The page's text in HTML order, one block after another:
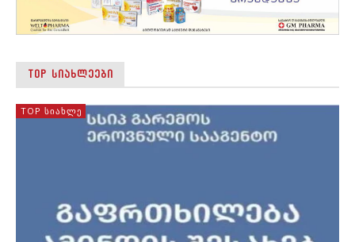
TOP ᲡᲘᲐᲮᲚᲔᲔᲑᲘ
TOP ᲡᲘᲐᲮᲚᲔ